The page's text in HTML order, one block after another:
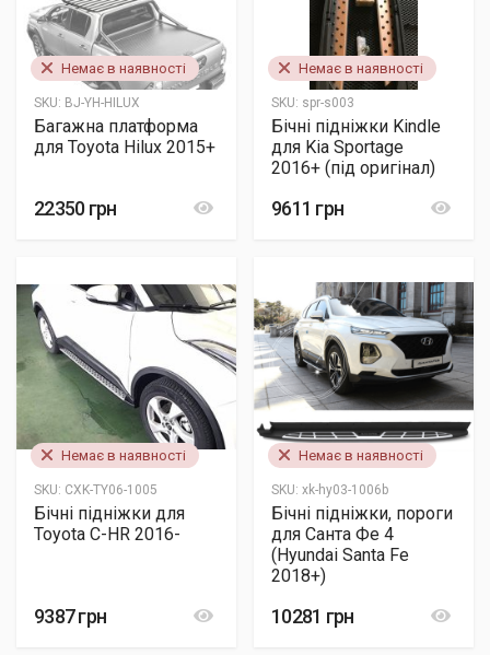
Немає в наявності
SKU: BJ-YH-HILUX
Багажна платформа
для Toyota Hilux 2015+
22350 грн
Немає в наявності
SKU: spr-s003
Бічні підніжки Kindle
для Kia Sportage
2016+ (під оригінал)
9611 грн
Немає в наявності
SKU: CXK-TY06-1005
Бічні підніжки для
Toyota C-HR 2016-
9387 грн
Немає в наявності
SKU: xk-hy03-1006b
Бічні підніжки, пороги
для Санта Фе 4
(Hyundai Santa Fe
2018+)
10281 грн